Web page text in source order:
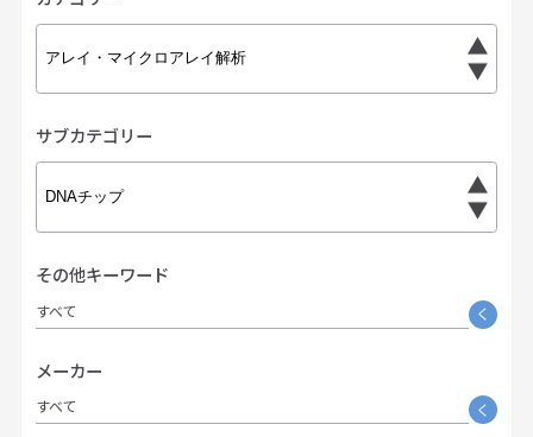
サブカテゴリー
その他キーワード
すべて く
メーカー
すべて く